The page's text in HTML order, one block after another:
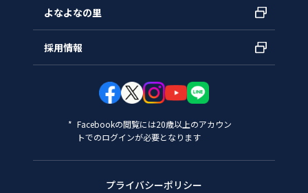
よなよなの里
採用情報
Facebookの閲覧には20歳以上のアカウン
トでのログインが必要となります
プライバシーポリシー